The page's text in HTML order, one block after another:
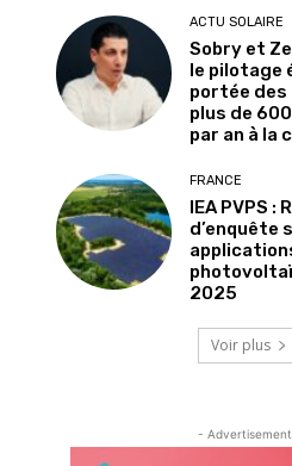
ACTU SOLAIRE
Sobry et
le pilotage
portée
plus de
par an à la
FRANCE
IEA PVPS :
d’enquête
2025
Voir plus
-